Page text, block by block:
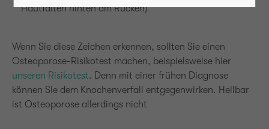
Hautfalten hinten am Rücken)
Wenn Sie diese Zeichen erkennen, sollten Sie einen
Osteoporose-Risikotest machen, beispielsweise hier
unseren Risikotest. Denn mit einer frühen Diagnose
können Sie dem Knochenverfall entgegenwirken. Heilbar
ist Osteoporose allerdings nicht